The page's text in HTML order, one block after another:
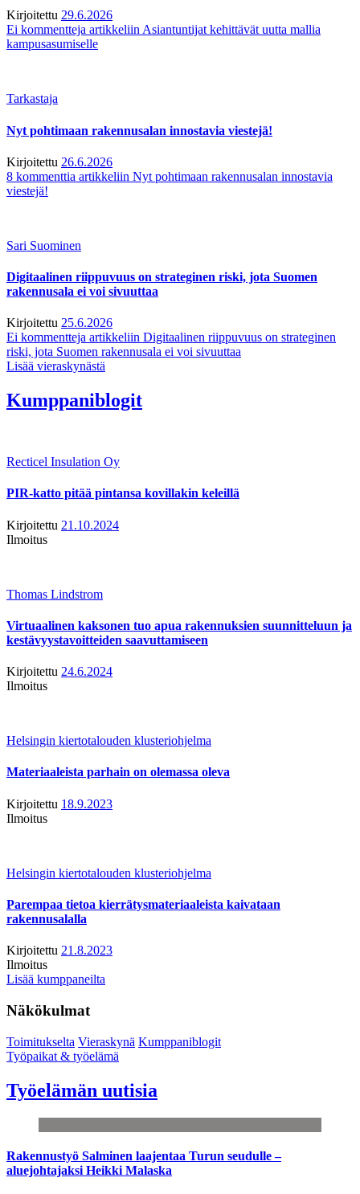
Kirjoitettu 29.6.2026
Ei kommentteja artikkeliin Asiantuntijat kehittävät uutta mallia
kampusasumiselle
Tarkastaja
Nyt pohtimaan rakennusalan innostavia viestejä!
Kirjoitettu 26.6.2026
8 kommenttia artikkeliin Nyt pohtimaan rakennusalan innostavia
viestejä!
Sari Suominen
Digitaalinen riippuvuus on strateginen riski, jota Suomen
rakennusala ei voi sivuuttaa
Kirjoitettu 25.6.2026
Ei kommentteja artikkeliin Digitaalinen riippuvuus on strateginen
riski, jota Suomen rakennusala ei voi sivuuttaa
Lisää vieraskynästä
Kumppaniblogit
Recticel Insulation Oy
PIR-katto pitää pintansa kovillakin keleillä
Kirjoitettu 21.10.2024
Ilmoitus
Thomas Lindstrom
Virtuaalinen kaksonen tuo apua rakennuksien suunnitteluun ja
kestävyystavoitteiden saavuttamiseen
Kirjoitettu 24.6.2024
Ilmoitus
Helsingin kiertotalouden klusteriohjelma
Materiaaleista parhain on olemassa oleva
Kirjoitettu 18.9.2023
Ilmoitus
Helsingin kiertotalouden klusteriohjelma
Parempaa tietoa kierrätysmateriaaleista kaivataan
rakennusalalla
Kirjoitettu 21.8.2023
Ilmoitus
Lisää kumppaneilta
Näkökulmat
Toimitukselta Vieraskynä Kumppaniblogit
Työpaikat & työelämä
Työelämän uutisia
Rakennustyö Salminen laajentaa Turun seudulle –
aluejohtajaksi Heikki Malaska